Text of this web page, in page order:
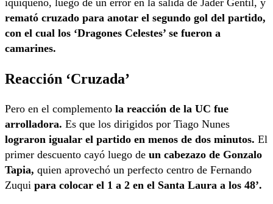
remató cruzado para anotar el segundo gol del partido,
con el cual los ‘Dragones Celestes’ se fueron a
camarines.
Reacción ‘Cruzada’
Pero en el complemento la reacción de la UC fue
arrolladora. Es que los dirigidos por Tiago Nunes
lograron igualar el partido en menos de dos minutos. El
primer descuento cayó luego de un cabezazo de Gonzalo
Tapia, quien aprovechó un perfecto centro de Fernando
Zuqui para colocar el 1 a 2 en el Santa Laura a los 48’.